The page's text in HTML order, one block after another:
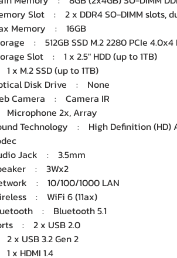
Slot : 2 x DDR4 SO-DIMM slots,
Memory : 16GB
: 512GB SSD M.2 2280 PCIe 4.0x4
Slot : 1 x 2.5" HDD (up to 1TB)
M.2 SSD (up to 1TB)
Disk Drive : None
Camera : Camera IR
2x, Array
Technology : High Definition (HD)
Jack : 3.5mm
: 3Wx2
: 10/100/1000 LAN
: WiFi 6 (11ax)
: Bluetooth 5.1
: 2 x USB 2.0
USB 3.2 Gen 2
HDMI 1.4